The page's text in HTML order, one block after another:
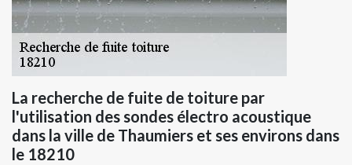
La recherche de fuite de toiture par
l'utilisation des sondes électro acoustique
dans la ville de Thaumiers et ses environs dans
le 18210